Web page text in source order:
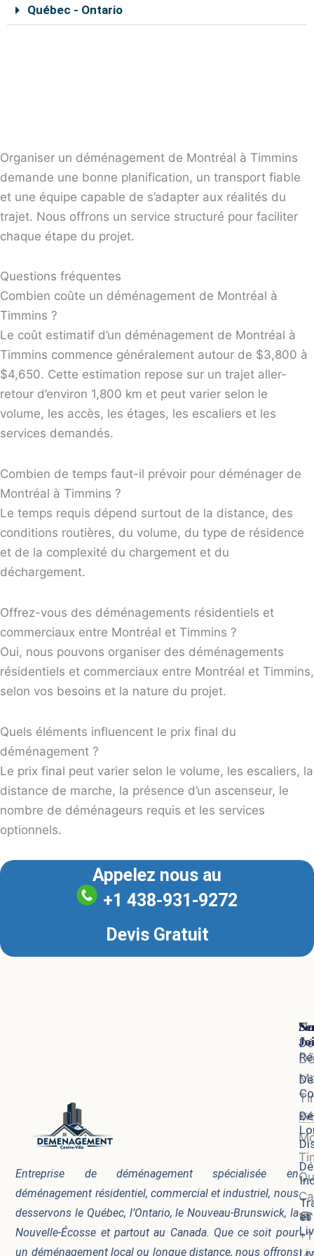
Québec - Ontario
Organiser un déménagement de Montréal à Timmins
demande une bonne planification, un transport fiable
et une équipe capable de s’adapter aux réalités du
trajet. Nous offrons un service structuré pour faciliter
chaque étape du projet.
Questions fréquentes
Combien coûte un déménagement de Montréal à
Timmins ?
Le coût estimatif d’un déménagement de Montréal à
Timmins commence généralement autour de $3,800 à
$4,650. Cette estimation repose sur un trajet aller-
retour d’environ 1,800 km et peut varier selon le
volume, les accès, les étages, les escaliers et les
services demandés.
Combien de temps faut-il prévoir pour déménager de
Montréal à Timmins ?
Le temps requis dépend surtout de la distance, des
conditions routières, du volume, du type de résidence
et de la complexité du chargement et du
déchargement.
Offrez-vous des déménagements résidentiels et
commerciaux entre Montréal et Timmins ?
Oui, nous pouvons organiser des déménagements
résidentiels et commerciaux entre Montréal et Timmins,
selon vos besoins et la nature du projet.
Quels éléments influencent le prix final du
déménagement ?
Le prix final peut varier selon le volume, les escaliers, la
distance de marche, la présence d’un ascenseur, le
nombre de déménageurs requis et les services
optionnels.
Appelez nous au
+1 438-931-9272
Devis Gratuit
Entreprise de déménagement spécialisée en
déménagement résidentiel, commercial et industriel, nous
desservons le Québec, l’Ontario, le Nouveau-Brunswick, la
Nouvelle-Écosse et partout au Canada. Que ce soit pour
un déménagement local ou longue distance, nous offrons
et
🗺️
☎
+1